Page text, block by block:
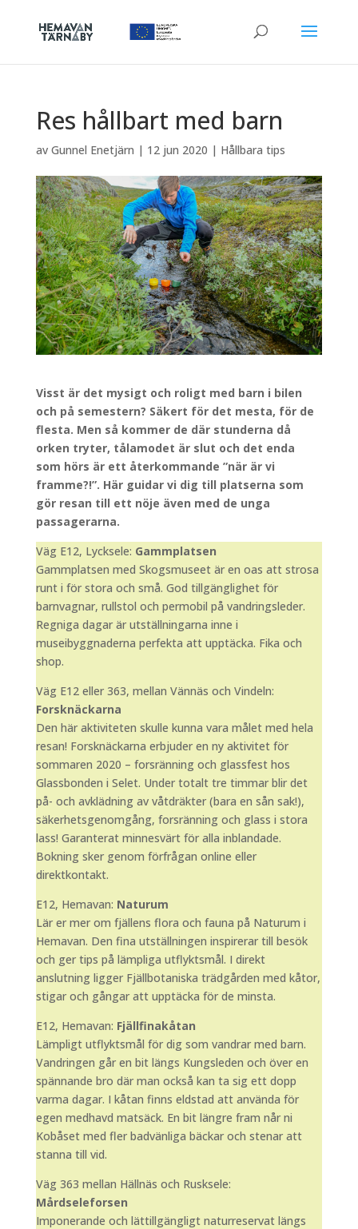
Res hållbart med barn
av Gunnel Enetjärn | 12 jun 2020 | Hållbara tips
Visst är det mysigt och roligt med barn i bilen
och på semestern? Säkert för det mesta, för de
flesta. Men så kommer de där stunderna då
orken tryter, tålamodet är slut och det enda
som hörs är ett återkommande ”när är vi
framme?!”. Här guidar vi dig till platserna som
gör resan till ett nöje även med de unga
passagerarna.
Väg E12, Lycksele: Gammplatsen
Gammplatsen med Skogsmuseet är en oas att strosa
runt i för stora och små. God tillgänglighet för
barnvagnar, rullstol och permobil på vandringsleder.
Regniga dagar är utställningarna inne i
museibyggnaderna perfekta att upptäcka. Fika och
shop.
Väg E12 eller 363, mellan Vännäs och Vindeln:
Forsknäckarna
Den här aktiviteten skulle kunna vara målet med hela
resan! Forsknäckarna erbjuder en ny aktivitet för
sommaren 2020 – forsränning och glassfest hos
Glassbonden i Selet. Under totalt tre timmar blir det
på- och avklädning av våtdräkter (bara en sån sak!),
säkerhetsgenomgång, forsränning och glass i stora
lass! Garanterat minnesvärt för alla inblandade.
Bokning sker genom förfrågan online eller
direktkontakt.
E12, Hemavan: Naturum
Lär er mer om fjällens flora och fauna på Naturum i
Hemavan. Den fina utställningen inspirerar till besök
och ger tips på lämpliga utflyktsmål. I direkt
anslutning ligger Fjällbotaniska trädgården med kåtor,
stigar och gångar att upptäcka för de minsta.
E12, Hemavan: Fjällfinakåtan
Lämpligt utflyktsmål för dig som vandrar med barn.
Vandringen går en bit längs Kungsleden och över en
spännande bro där man också kan ta sig ett dopp
varma dagar. I kåtan finns eldstad att använda för
egen medhavd matsäck. En bit längre fram når ni
Kobåset med fler badvänliga bäckar och stenar att
stanna till vid.
Väg 363 mellan Hällnäs och Rusksele:
Mårdseleforsen
Imponerande och lättillgängligt naturreservat längs